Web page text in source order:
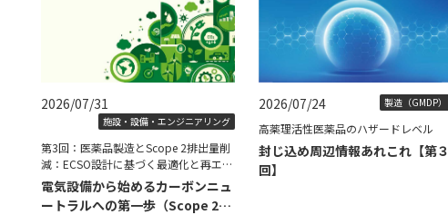
2026/07/31
施設・設備・エンジニアリング
第3回：医薬品製造とScope 2排出量削
減：ECSO設計に基づく最適化と再エネ
導入の具体策
電気設備から始めるカーボンニュ
ートラルへの第一歩（Scope 2削
2026/07/24 製造（GMDP）
高薬理活性医薬品のハザードレベル
封じ込め周辺情報あれこれ【第３
回】